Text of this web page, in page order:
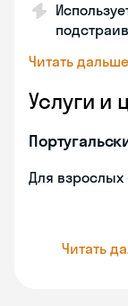
Читать дальше
Услуги и
Для
Читать